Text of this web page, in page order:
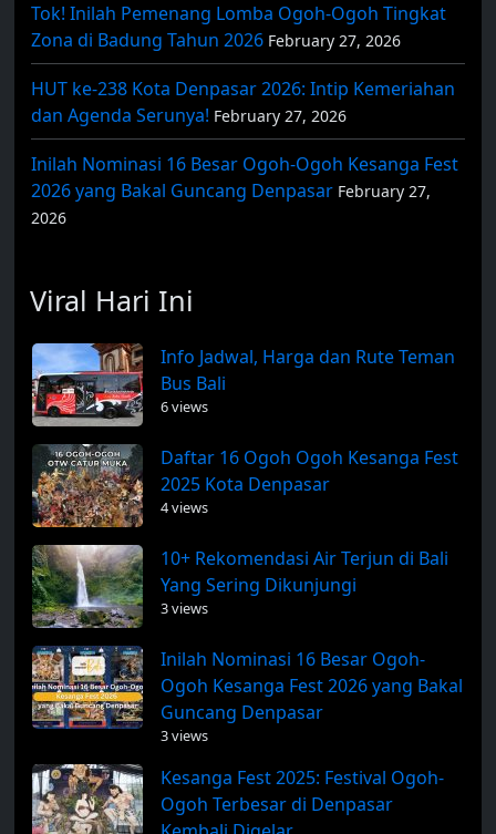
Tok! Inilah Pemenang Lomba Ogoh-Ogoh Tingkat
Zona di Badung Tahun 2026 February 27, 2026
HUT ke-238 Kota Denpasar 2026: Intip Kemeriahan
dan Agenda Serunya! February 27, 2026
Inilah Nominasi 16 Besar Ogoh-Ogoh Kesanga Fest
2026 yang Bakal Guncang Denpasar February 27,
2026
Viral Hari Ini
Info Jadwal, Harga dan Rute Teman
Bus Bali
6 views
Daftar 16 Ogoh Ogoh Kesanga Fest
2025 Kota Denpasar
4 views
10+ Rekomendasi Air Terjun di Bali
Yang Sering Dikunjungi
3 views
Inilah Nominasi 16 Besar Ogoh-
Ogoh Kesanga Fest 2026 yang Bakal
Guncang Denpasar
3 views
Kesanga Fest 2025: Festival Ogoh-
Ogoh Terbesar di Denpasar